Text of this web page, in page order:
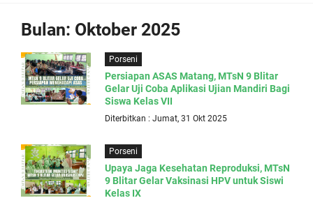
Bulan: Oktober 2025
Porseni
Persiapan ASAS Matang, MTsN 9 Blitar
Gelar Uji Coba Aplikasi Ujian Mandiri Bagi
Siswa Kelas VII
Diterbitkan : Jumat, 31 Okt 2025
Porseni
Upaya Jaga Kesehatan Reproduksi, MTsN
9 Blitar Gelar Vaksinasi HPV untuk Siswi
Kelas IX